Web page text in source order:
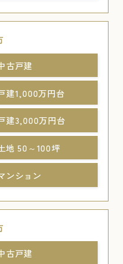
古戸建
建1,000万円台
建3,000万円台
地 50～100坪
ンション
古戸建